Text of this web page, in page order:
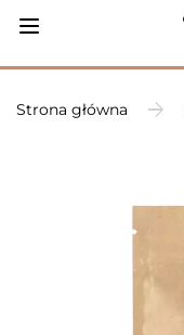
Strona główna